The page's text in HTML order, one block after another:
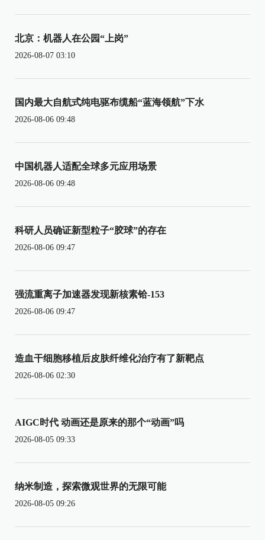
北京：机器人在公园“上岗”
2026-08-07 03:10
国内最大自航式纯电驱布缆船“蓝海领航”下水
2026-08-06 09:48
中国机器人适配全球多元应用场景
2026-08-06 09:48
科研人员确证新型粒子“胶球”的存在
2026-08-06 09:47
强流重离子加速器发现新核素铪-153
2026-08-06 09:47
造血干细胞移植后皮肤纤维化治疗有了新靶点
2026-08-06 02:30
AIGC时代 动画还是原来的那个“动画”吗
2026-08-05 09:33
纳米制造，探索微观世界的无限可能
2026-08-05 09:26